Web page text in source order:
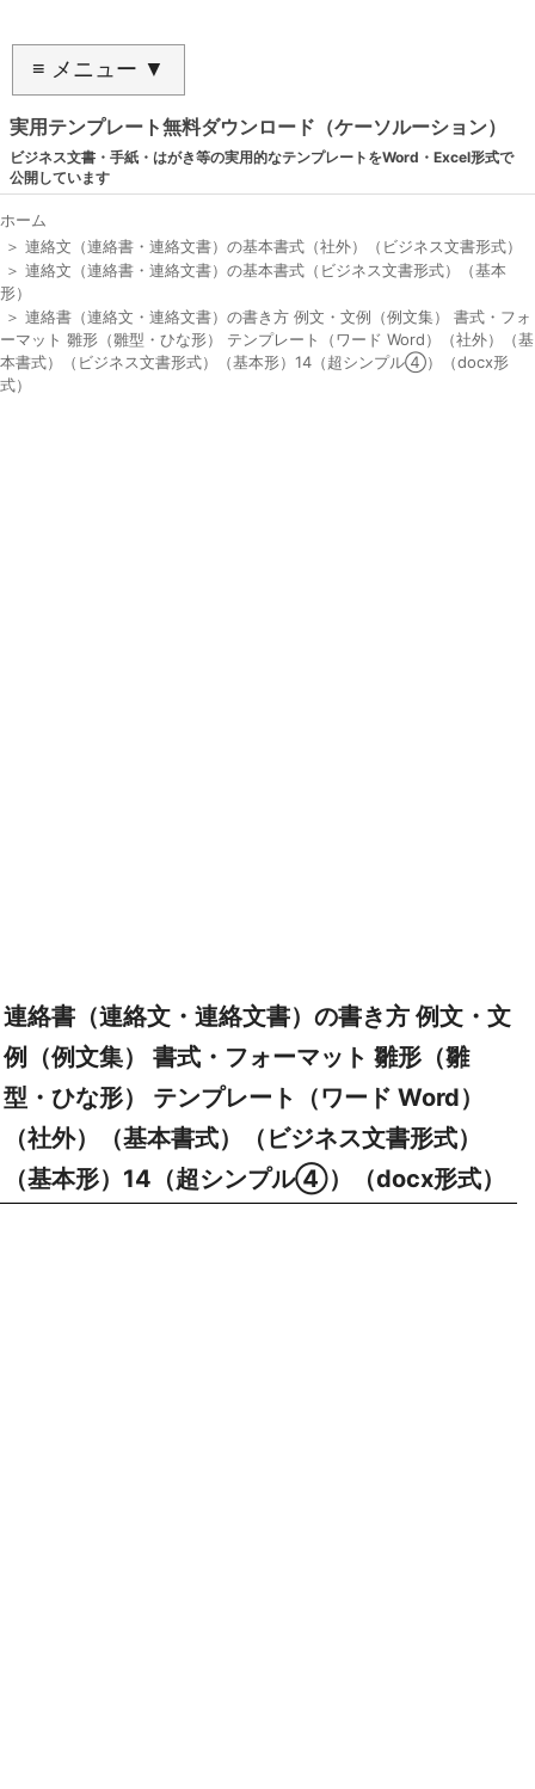
≡ メニュー ▼
実用テンプレート無料ダウンロード（ケーソルーション）
ビジネス文書・手紙・はがき等の実用的なテンプレートをWord・Excel形式で
公開しています
ホーム
＞ 連絡文（連絡書・連絡文書）の基本書式（社外）（ビジネス文書形式）
＞ 連絡文（連絡書・連絡文書）の基本書式（ビジネス文書形式）（基本
形）
＞ 連絡書（連絡文・連絡文書）の書き方 例文・文例（例文集） 書式・フォ
ーマット 雛形（雛型・ひな形） テンプレート（ワード Word）（社外）（基
本書式）（ビジネス文書形式）（基本形）14（超シンプル④）（docx形
式）
連絡書（連絡文・連絡文書）の書き方 例文・文
例（例文集） 書式・フォーマット 雛形（雛
型・ひな形） テンプレート（ワード Word）
（社外）（基本書式）（ビジネス文書形式）
（基本形）14（超シンプル④）（docx形式）